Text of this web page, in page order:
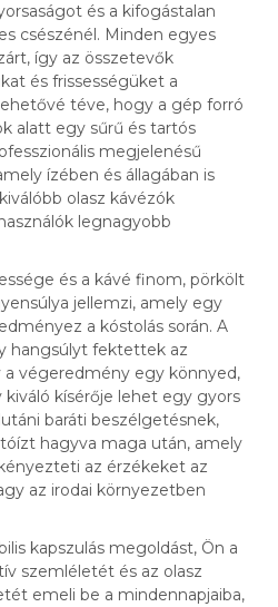
és a kifogástalan
csészénél. Minden egyes
így az összetevők
és frissességüket a
téve, hogy a gép forró
alatt egy sűrű és tartós
megjelenésű
ízében és állagában is
olasz kávézók
legnagyobb
és a kávé finom, pörkölt
jellemzi, amely egy
a kóstolás során. A
hangsúlyt fektettek az
a végeredmény egy könnyed,
kísérője lehet egy gyors
baráti beszélgetésnek,
hagyva maga után, amely
az érzékeket az
az irodai környezetben
kapszulás megoldást, Ön a
szemléletét és az olasz
emeli be a mindennapjaiba,